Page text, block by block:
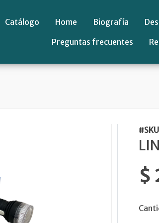
Catálogo Home Biografía
Preguntas frecuentes
$